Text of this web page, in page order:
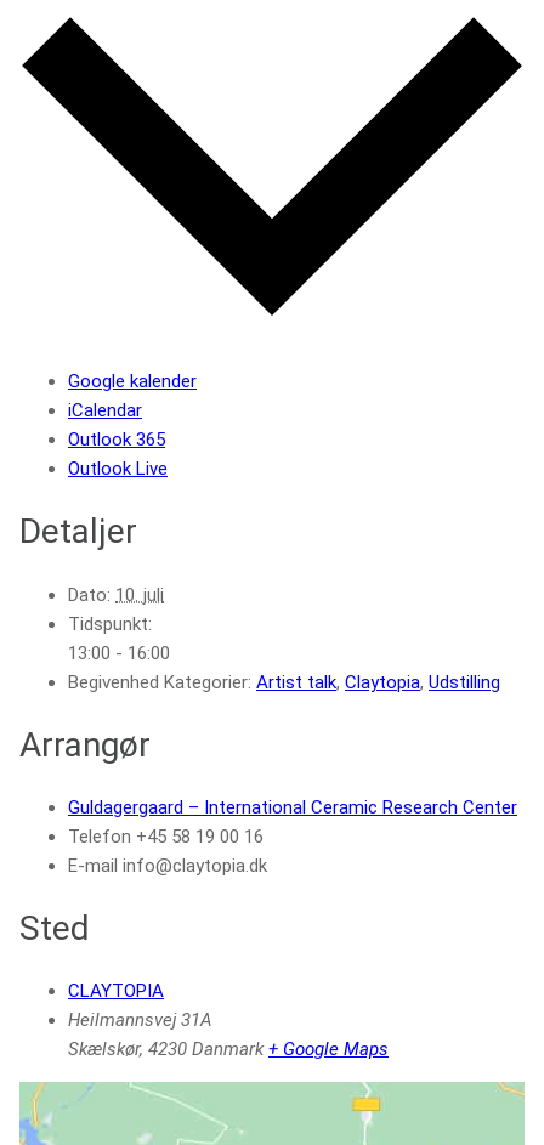
Google kalender
iCalendar
Outlook 365
Outlook Live
Detaljer
Dato: 10. juli
Tidspunkt:
13:00 - 16:00
Begivenhed Kategorier: Artist talk, Claytopia, Udstilling
Arrangør
Guldagergaard – International Ceramic Research Center
Telefon +45 58 19 00 16
E-mail info@claytopia.dk
Sted
CLAYTOPIA
Heilmannsvej 31A
Skælskør, 4230 Danmark + Google Maps